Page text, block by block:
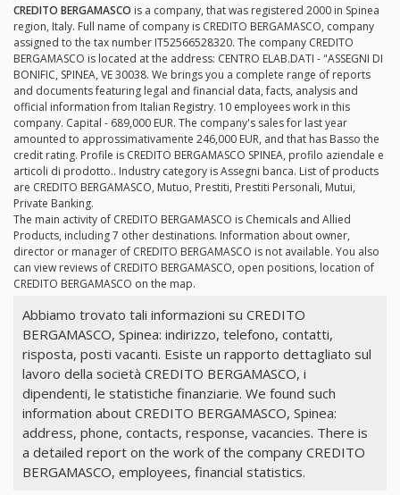
CREDITO BERGAMASCO is a company, that was registered 2000 in Spinea
region, Italy. Full name of company is CREDITO BERGAMASCO, company
assigned to the tax number IT52566528320. The company CREDITO
BERGAMASCO is located at the address: CENTRO ELAB.DATI - "ASSEGNI DI
BONIFIC, SPINEA, VE 30038. We brings you a complete range of reports
and documents featuring legal and financial data, facts, analysis and
official information from Italian Registry. 10 employees work in this
company. Capital - 689,000 EUR. The company's sales for last year
amounted to approssimativamente 246,000 EUR, and that has Basso the
credit rating. Profile is CREDITO BERGAMASCO SPINEA, profilo aziendale e
articoli di prodotto.. Industry category is Assegni banca. List of products
are CREDITO BERGAMASCO, Mutuo, Prestiti, Prestiti Personali, Mutui,
Private Banking.
The main activity of CREDITO BERGAMASCO is Chemicals and Allied
Products, including 7 other destinations. Information about owner,
director or manager of CREDITO BERGAMASCO is not available. You also
can view reviews of CREDITO BERGAMASCO, open positions, location of
CREDITO BERGAMASCO on the map.
Abbiamo trovato tali informazioni su CREDITO
BERGAMASCO, Spinea: indirizzo, telefono, contatti,
risposta, posti vacanti. Esiste un rapporto dettagliato sul
lavoro della società CREDITO BERGAMASCO, i
dipendenti, le statistiche finanziarie. We found such
information about CREDITO BERGAMASCO, Spinea:
address, phone, contacts, response, vacancies. There is
a detailed report on the work of the company CREDITO
BERGAMASCO, employees, financial statistics.